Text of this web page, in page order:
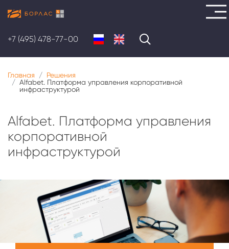
основному
содержанию
+7 (495) 478-77-00
Главная
Решения
Alfabet. Платформа управления корпоративной
инфраструктурой
Alfabet. Платформа управления
корпоративной
инфраструктурой